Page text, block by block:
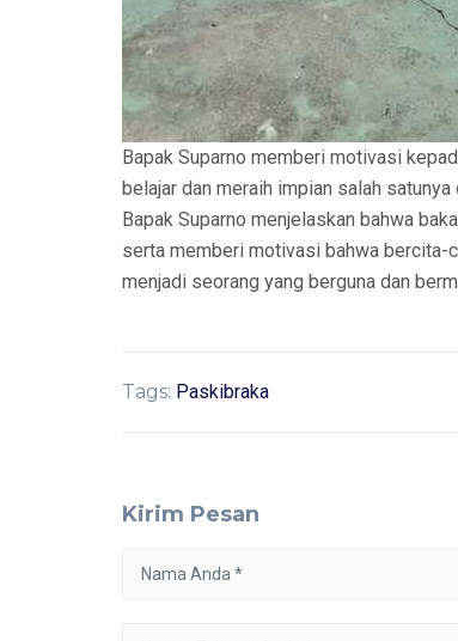
Bapak Suparno memberi motivasi
belajar dan meraih impian salah
Bapak Suparno menjelaskan bahwa
serta memberi motivasi bahwa bercita-
menjadi seorang yang berguna dan
Tags: Paskibraka
Kirim Pesan